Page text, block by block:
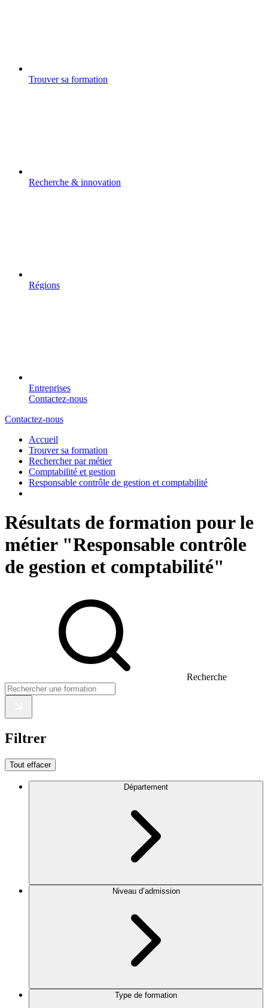
Trouver sa formation
Recherche & innovation
Régions
Entreprises
Contactez-nous
Contactez-nous
Accueil
Trouver sa formation
Rechercher par métier
Comptabilité et gestion
Responsable contrôle de gestion et comptabilité
Résultats de formation pour le
métier "Responsable contrôle
de gestion et comptabilité"
Recherche
Filtrer
Tout effacer
Département
Niveau d’admission
Type de formation